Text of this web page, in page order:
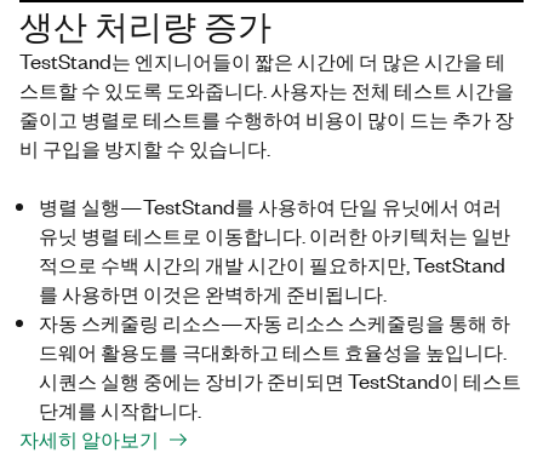
생산 처리량 증가
TestStand는 엔지니어들이 짧은 시간에 더 많은 시간을테
스트할 수 있도록 도와줍니다. 사용자는 전체 테스트 시간을
줄이고 병렬로 테스트를 수행하여 비용이 많이 드는 추가 장
비 구입을 방지할 수 있습니다.
병렬 실행—TestStand를 사용하여 단일 유닛에서 여러
유닛 병렬 테스트로 이동합니다. 이러한 아키텍처는 일반
적으로 수백 시간의 개발 시간이 필요하지만, TestStand
를 사용하면 이것은 완벽하게 준비됩니다.
자동 스케줄링 리소스—자동 리소스 스케줄링을 통해 하
드웨어 활용도를 극대화하고 테스트 효율성을 높입니다.
시퀀스 실행 중에는 장비가 준비되면 TestStand이 테스트
단계를 시작합니다.
자세히 알아보기